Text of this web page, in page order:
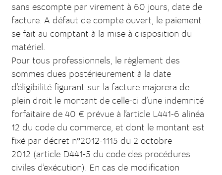
sans escompte par virement à 60 jours, date de
facture. A défaut de compte ouvert, le paiement
se fait au comptant à la mise à disposition du
matériel.
Pour tous professionnels, le règlement des
sommes dues postérieurement à la date
d’éligibilité figurant sur la facture majorera de
plein droit le montant de celle-ci d’une indemnité
forfaitaire de 40 € prévue à l’article L441-6 alinéa
12 du code du commerce, et dont le montant est
fixé par décret n°2012-1115 du 2 octobre
2012 (article D441-5 du code des procédures
civiles d’exécution). En cas de modification